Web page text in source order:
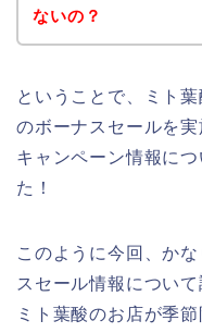
ないの？
ということで、ミト
のボーナスセールを
キャンペーン情報に
た！
このように今回、か
スセール情報につい
ミト葉酸のお店が季